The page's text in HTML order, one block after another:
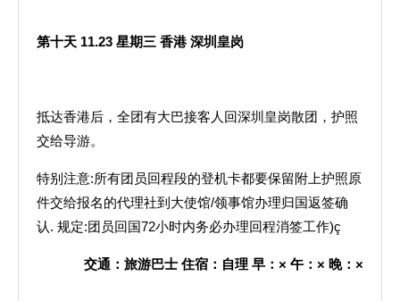
第十天 11.23 星期三 香港 深圳皇岗
抵达香港后，全团有大巴接客人回深圳皇岗散团，护照
交给导游。
特别注意:所有团员回程段的登机卡都要保留附上护照原
件交给报名的代理社到大使馆/领事馆办理归国返签确
认. 规定:团员回国72小时内务必办理回程消签工作)ç
交通：旅游巴士 住宿：自理 早： × 午： × 晚： ×